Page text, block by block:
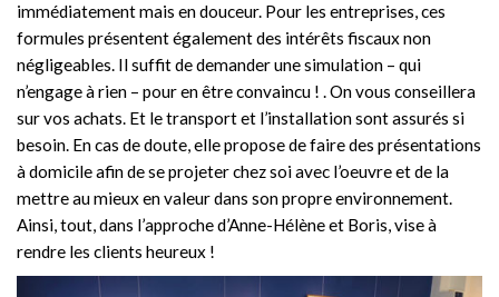
immédiatement mais en douceur. Pour les entreprises, ces
formules présentent également des intérêts fiscaux non
négligeables. Il suffit de demander une simulation – qui
n’engage à rien – pour en être convaincu ! . On vous conseillera
sur vos achats. Et le transport et l’installation sont assurés si
besoin. En cas de doute, elle propose de faire des présentations
à domicile afin de se projeter chez soi avec l’oeuvre et de la
mettre au mieux en valeur dans son propre environnement.
Ainsi, tout, dans l’approche d’Anne-Hélène et Boris, vise à
rendre les clients heureux !